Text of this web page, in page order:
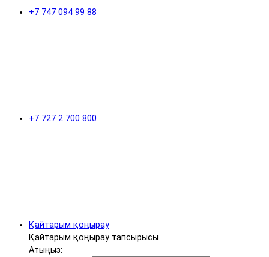
+7 747 094 99 88
+7 727 2 700 800
Қайтарым қоңырау
Қайтарым қоңырау тапсырысы
Атыңыз: